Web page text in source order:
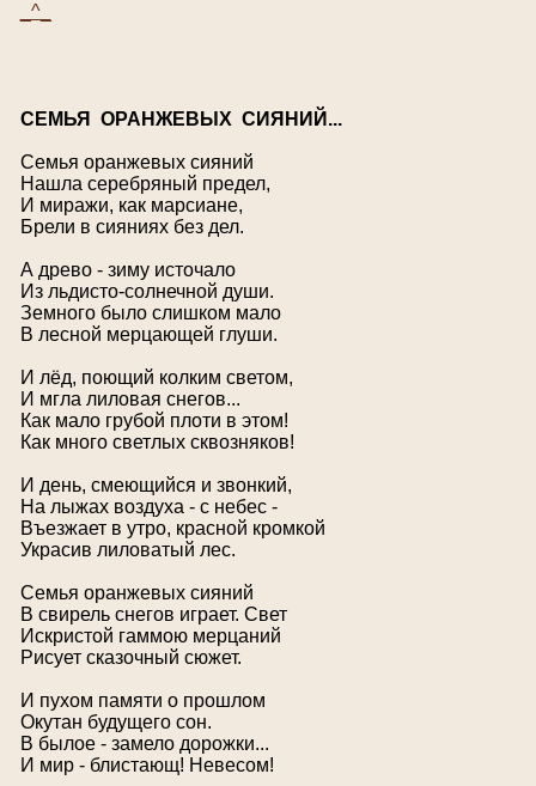
_^_
С ЕМЬЯ ОРАНЖЕВЫХ СИЯНИЙ...
Семья оранжевых сияний
Нашла серебряный предел,
И миражи, как марсиане,
Брели в сияниях без дел.
А древо - зиму источало
Из льдисто-солнечной души.
Земного было слишком мало
В лесной мерцающей глуши.
И лёд, поющий колким светом,
И мгла лиловая снегов...
Как мало грубой плоти в этом!
Как много светлых сквозняков!
И день, смеющийся и звонкий,
На лыжах воздуха - с небес -
Въезжает в утро, красной кромкой
Украсив лиловатый лес.
Семья оранжевых сияний
В свирель снегов играет. Свет
Искристой гаммою мерцаний
Рисует сказочный сюжет.
И пухом памяти о прошлом
Окутан будущего сон.
В былое - замело дорожки...
И мир - блистающ! Невесом!